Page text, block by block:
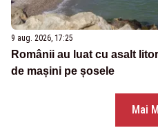
9 aug. 2026, 17:25
Românii au luat cu asalt
de mașini pe șosele
Mai